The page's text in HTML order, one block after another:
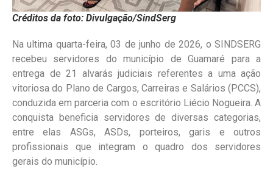
Créditos da foto: Divulgação/SindSerg
Na ultima quarta-feira, 03 de junho de 2026, o SINDSERG
recebeu servidores do município de Guamaré para a
entrega de 21 alvarás judiciais referentes a uma ação
vitoriosa do Plano de Cargos, Carreiras e Salários (PCCS),
conduzida em parceria com o escritório Liécio Nogueira. A
conquista beneficia servidores de diversas categorias,
entre elas ASGs, ASDs, porteiros, garis e outros
profissionais que integram o quadro dos servidores
gerais do município.